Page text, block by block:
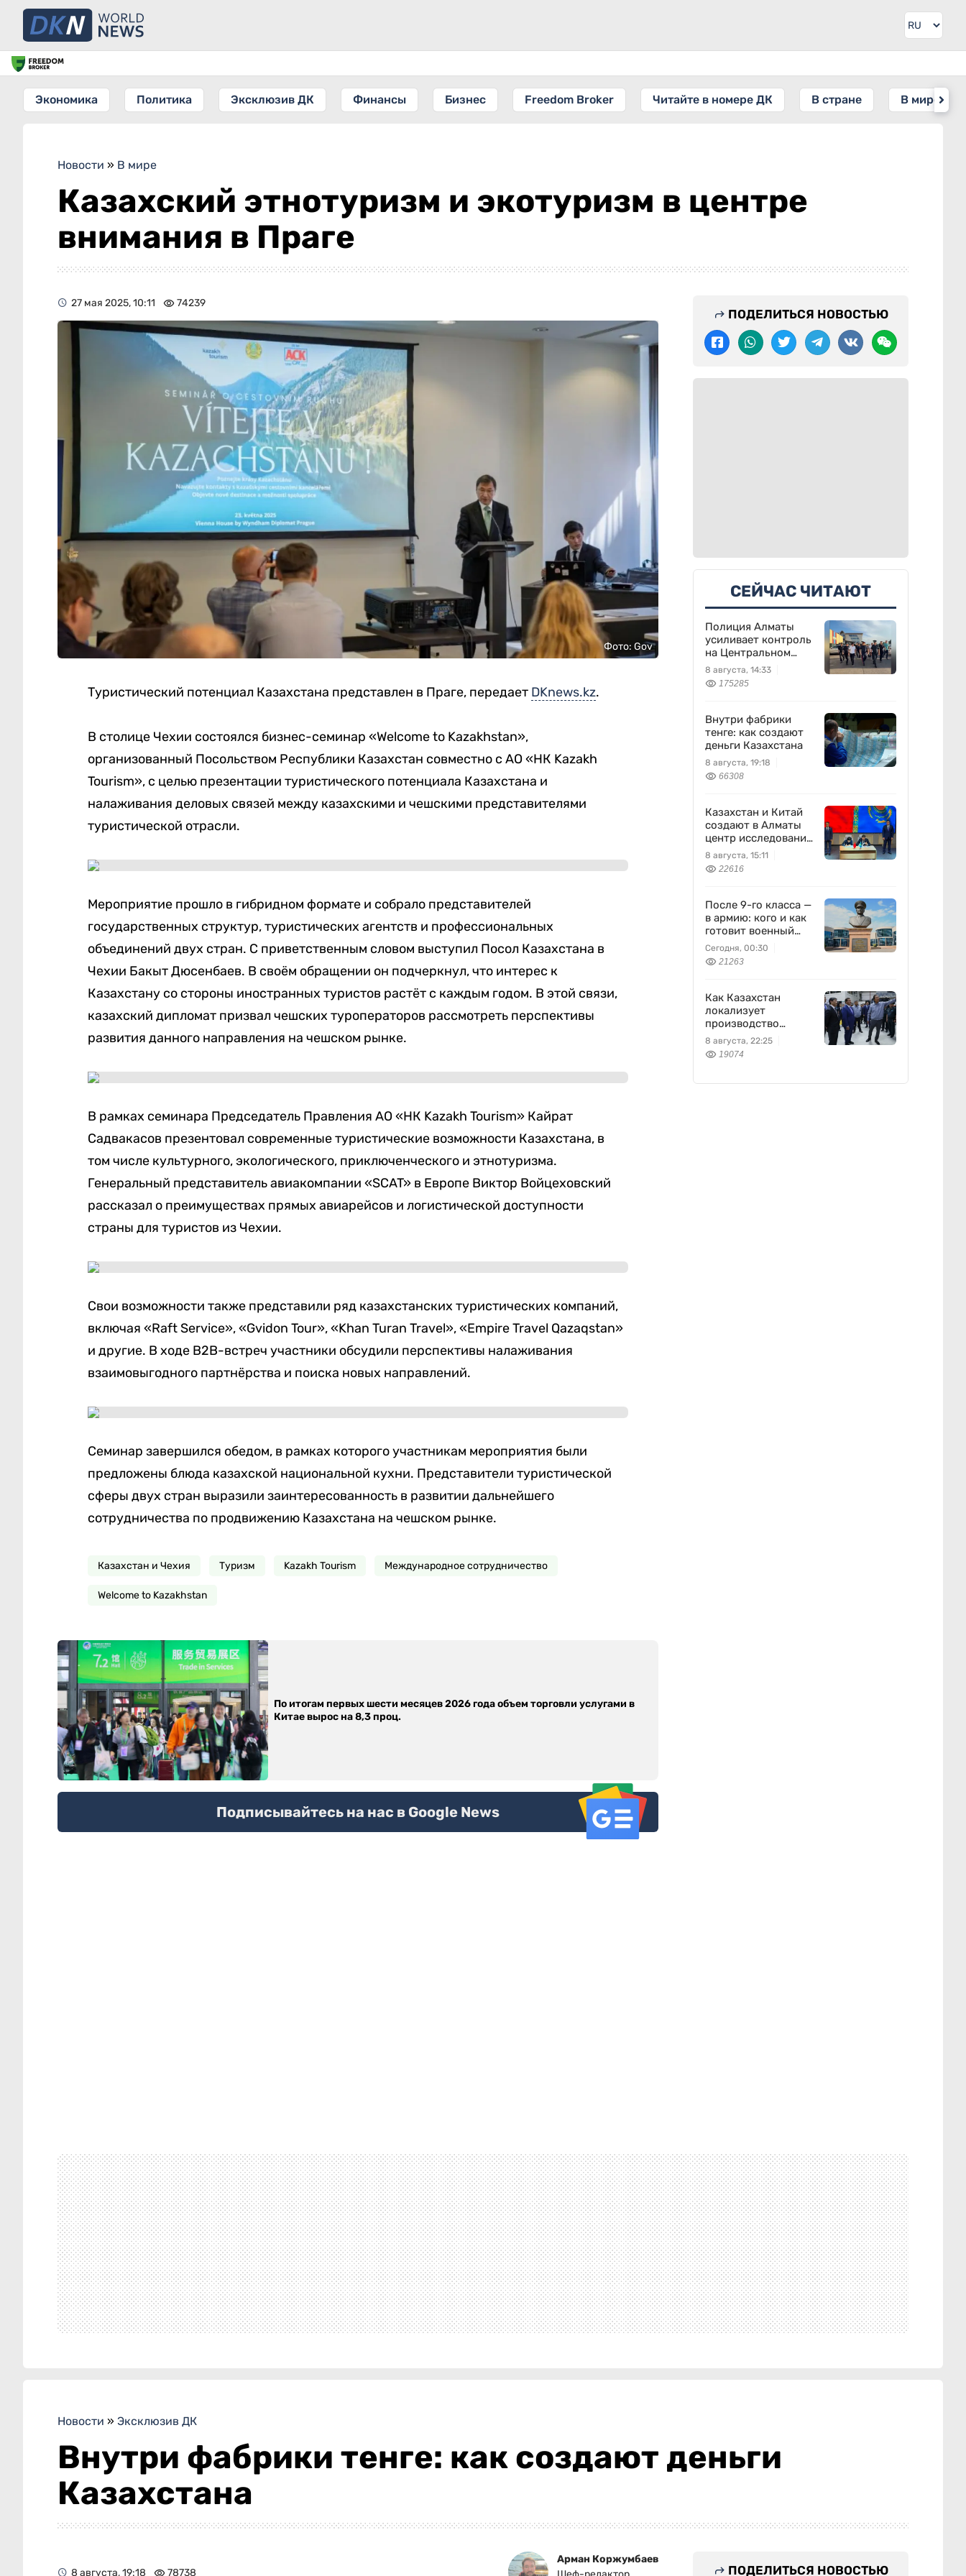
Экономика Политика Эксклюзив ДК Финансы Бизнес Freedom Broker Читайте в номере ДК В стране В мире
Новости » В мире
Казахский этнотуризм и экотуризм в центре
внимания в Праге
27 мая 2025, 10:11 74239
Фото: Gov
Туристический потенциал Казахстана представлен в Праге, передает DKnews.kz.
В столице Чехии состоялся бизнес-семинар «Welcome to Kazakhstan»,
организованный Посольством Республики Казахстан совместно с АО «НК Kazakh
Tourism», с целью презентации туристического потенциала Казахстана и
налаживания деловых связей между казахскими и чешскими представителями
туристической отрасли.
Мероприятие прошло в гибридном формате и собрало представителей
государственных структур, туристических агентств и профессиональных
объединений двух стран. С приветственным словом выступил Посол Казахстана в
Чехии Бакыт Дюсенбаев. В своём обращении он подчеркнул, что интерес к
Казахстану со стороны иностранных туристов растёт с каждым годом. В этой связи,
казахский дипломат призвал чешских туроператоров рассмотреть перспективы
развития данного направления на чешском рынке.
В рамках семинара Председатель Правления АО «НК Kazakh Tourism» Кайрат
Садвакасов презентовал современные туристические возможности Казахстана, в
том числе культурного, экологического, приключенческого и этнотуризма.
Генеральный представитель авиакомпании «SCAT» в Европе Виктор Войцеховский
рассказал о преимуществах прямых авиарейсов и логистической доступности
страны для туристов из Чехии.
Свои возможности также представили ряд казахстанских туристических компаний,
включая «Raft Service», «Gvidon Tour», «Khan Turan Travel», «Empire Travel Qazaqstan»
и другие. В ходе B2B-встреч участники обсудили перспективы налаживания
взаимовыгодного партнёрства и поиска новых направлений.
Семинар завершился обедом, в рамках которого участникам мероприятия были
предложены блюда казахской национальной кухни. Представители туристической
сферы двух стран выразили заинтересованность в развитии дальнейшего
сотрудничества по продвижению Казахстана на чешском рынке.
Казахстан и Чехия Туризм Kazakh Tourism Международное сотрудничество
Welcome to Kazakhstan
По итогам первых шести месяцев 2026 года объем торговли услугами в
Китае вырос на 8,3 проц.
Подписывайтесь на нас в Google News
ПОДЕЛИТЬСЯ НОВОСТЬЮ
СЕЙЧАС ЧИТАЮТ
Полиция Алматы
усиливает контроль
на Центральном
вещевом рынке
8 августа, 14:33
175285
Внутри фабрики
тенге: как создают
деньги Казахстана
8 августа, 19:18
66308
Казахстан и Китай
создают в Алматы
центр исследований
землетрясений
8 августа, 15:11
22616
После 9-го класса —
в армию: кого и как
готовит военный
колледж
Сегодня, 00:30
21263
Как Казахстан
локализует
производство
оборонной техники
8 августа, 22:25
19074
Новости » Эксклюзив ДК
Внутри фабрики тенге: как создают деньги
Казахстана
8 августа, 19:18 78738
Арман Коржумбаев
ПОДЕЛИТЬСЯ НОВОСТЬЮ